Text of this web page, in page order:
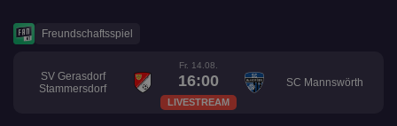
Freundschaftsspiel
SV Gerasdorf
Stammersdorf
Fr. 14.08.
16:00
LIVESTREAM
SC Mannswörth